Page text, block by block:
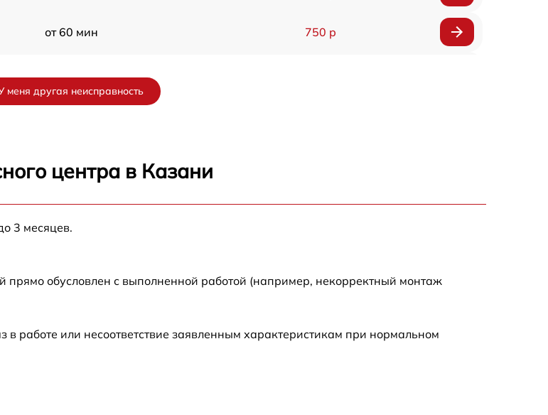
от 60 мин 750 р
от 60 мин
меня другая неисправность
центра в Казани
3 месяцев.
прямо обусловлен с выполненной работой (например, некорректный монтаж
работе или несоответствие заявленным характеристикам при нормальном